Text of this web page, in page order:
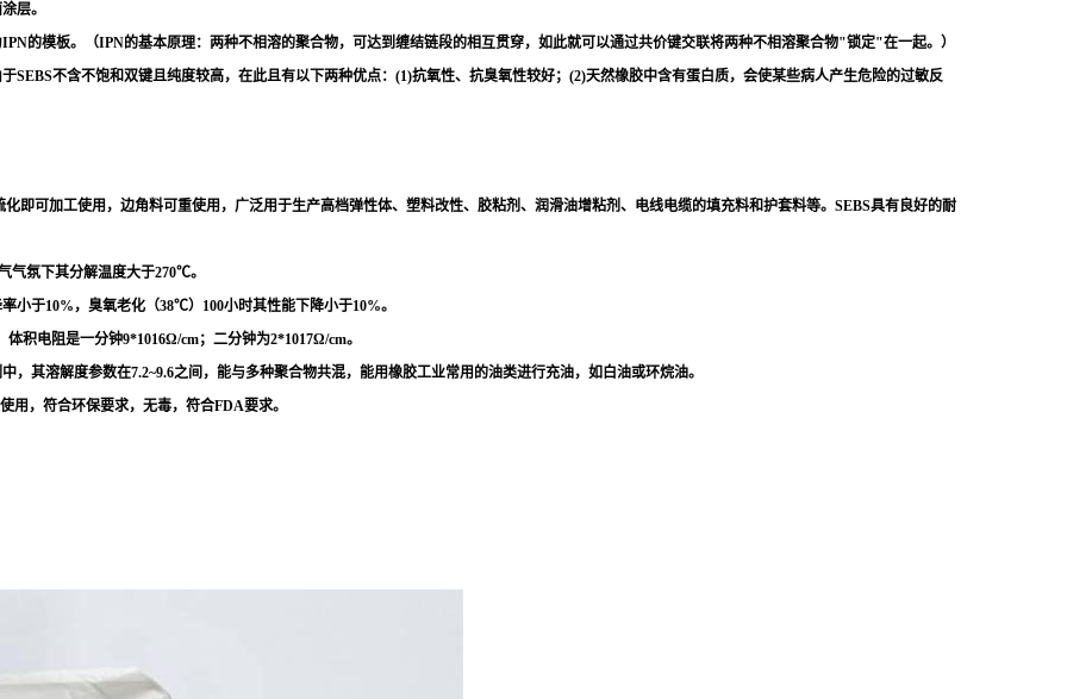
层。
的模板。（IPN的基本原理：两种不相溶的聚合物，可达到缠结链段的相互贯穿，如此就可以通过共价键交联将两种不相溶聚合物"锁定"在一起。）
SEBS不含不饱和双键且纯度较高，在此且有以下两种优点：(1)抗氧性、抗臭氧性较好；(2)天然橡胶中含有蛋白质，会使某些病人产生危险的过敏反
即可加工使用，边角料可重使用，广泛用于生产高档弹性体、塑料改性、胶粘剂、润滑油增粘剂、电线电缆的填充料和护套料等。SEBS具有良好的耐
氛下其分解温度大于270℃。
于10%，臭氧老化（38℃）100小时其性能下降小于10%。
积电阻是一分钟9*1016Ω/cm；二分钟为2*1017Ω/cm。
其溶解度参数在7.2~9.6之间，能与多种聚合物共混，能用橡胶工业常用的油类进行充油，如白油或环烷油。
，符合环保要求，无毒，符合FDA要求。